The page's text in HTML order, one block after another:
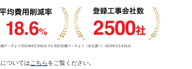
ついては こちらをご覧ください。